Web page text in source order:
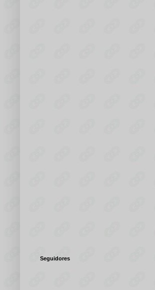
Seguidores